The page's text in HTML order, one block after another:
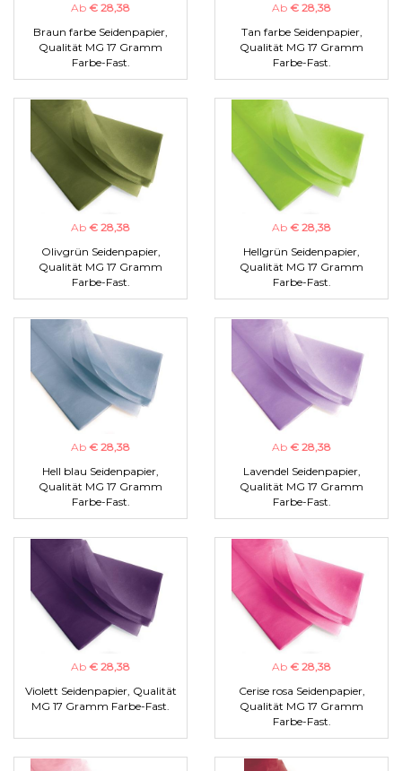
Ab € 28,38
Braun farbe Seidenpapier,
Qualität MG 17 Gramm
Farbe-Fast.
Ab € 28,38
Tan farbe Seidenpapier,
Qualität MG 17 Gramm
Farbe-Fast.
Ab € 28,38
Olivgrün Seidenpapier,
Qualität MG 17 Gramm
Farbe-Fast.
Ab € 28,38
Hellgrün Seidenpapier,
Qualität MG 17 Gramm
Farbe-Fast.
Ab € 28,38
Hell blau Seidenpapier,
Qualität MG 17 Gramm
Farbe-Fast.
Ab € 28,38
Lavendel Seidenpapier,
Qualität MG 17 Gramm
Farbe-Fast.
Ab € 28,38
Violett Seidenpapier, Qualität
MG 17 Gramm Farbe-Fast.
Ab € 28,38
Cerise rosa Seidenpapier,
Qualität MG 17 Gramm
Farbe-Fast.